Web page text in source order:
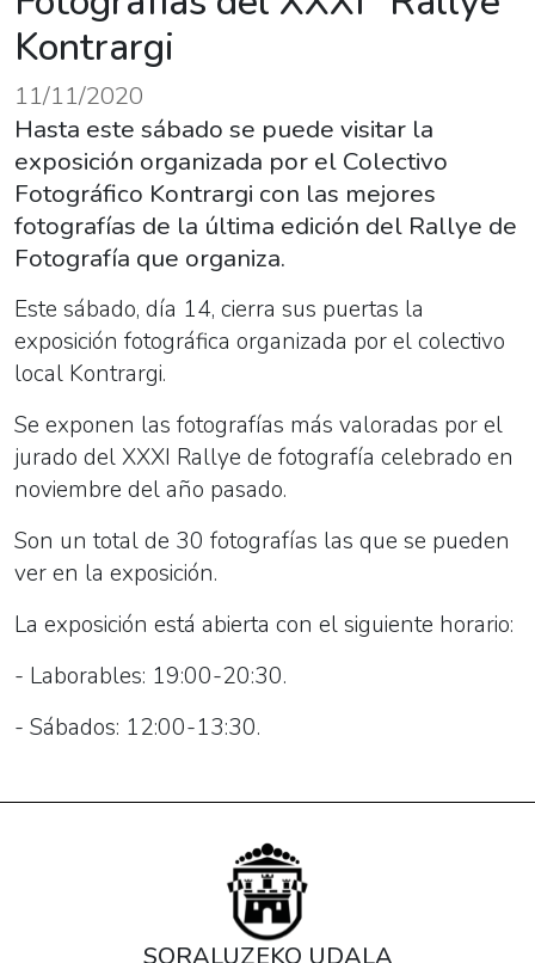
Kontrargi
11/11/2020
Hasta este sábado se puede visitar la
exposición organizada por el Colectivo
Fotográfico Kontrargi con las mejores
fotografías de la última edición del Rallye de
Fotografía que organiza.
Este sábado, día 14, cierra sus puertas la
exposición fotográfica organizada por el colectivo
local Kontrargi.
Se exponen las fotografías más valoradas por el
jurado del XXXI Rallye de fotografía celebrado en
noviembre del año pasado.
Son un total de 30 fotografías las que se pueden
ver en la exposición.
La exposición está abierta con el siguiente horario:
- Laborables: 19:00-20:30.
- Sábados: 12:00-13:30.
SORALUZEKO UDALA